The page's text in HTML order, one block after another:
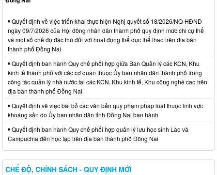
Quyết định về việc triển khai thực hiện Nghị quyết số 18/2026/NQ-HĐND
ngày 09/7/2026 của Hội đồng nhân dân thành phố quy định mức chi cụ thể
và một số chế độ đặc thù đối với hoạt động thể dục thể thao trên địa bàn
thành phố Đồng Nai
Quyết định ban hành Quy chế phối hợp giữa Ban Quản lý các KCN, Khu
kinh tế thành phố với các cơ quan thuộc Ủy ban nhân dân thành phố trong
công tác quản lý nhà nước tại các KCN, Khu kinh tế, Khu công nghệ cao trên
địa bàn thành phố Đồng Nai
Quyết định về việc bãi bỏ các văn bản quy phạm pháp luật thuộc lĩnh vực
khoáng sản do Ủy ban nhân dân tỉnh Đồng Nai ban hành
Quyết định ban hành Quy chế phối hợp quản lý lưu học sinh Lào và
Campuchia đến học tập trên địa bàn thành phố Đồng Nai
CHẾ ĐỘ, CHÍNH SÁCH - QUY ĐỊNH MỚI